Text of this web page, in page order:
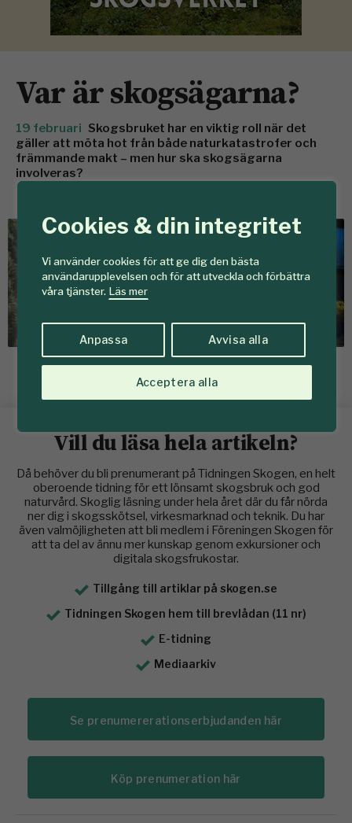
Cookies & din integritet
Vi använder cookies för att ge dig den bästa
användarupplevelsen och för att utveckla och förbättra
våra tjänster. Läs mer
Anpassa Avvisa alla
Acceptera alla
Var är skogsägarna?
19 februari Skogsbruket har en viktig roll när det
gäller att möta hot från både naturkatastrofer och
främmande makt – men hur ska skogsägarna
involveras?
I Ukraina där staten äger den mesta skogen är det lättare att samordna
skogsägarna involveras mer, anser han. Foto: Karin Lepikko.
Vill du läsa hela artikeln?
Då behöver du bli prenumerant på Tidningen Skogen, en helt
oberoende tidning för ett lönsamt skogsbruk och god
naturvård. Skoglig läsning under hela året där du får nörda
ner dig i skogsskötsel, virkesmarknad och teknik. Du har
även valmöjligheten att bli medlem i Föreningen Skogen för
att ta del av ännu mer kunskap genom exkursioner och
digitala skogsfrukostar.
Tillgång till artiklar på skogen.se
Tidningen Skogen hem till brevlådan (11 nr)
E-tidning
Mediaarkiv
Se prenumererationserbjudanden här
Köp prenumeration här